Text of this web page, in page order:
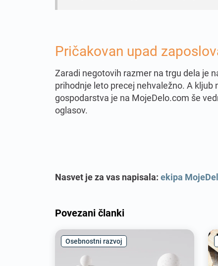
Pričakovan upad
Zaradi negotovih razmer na trgu dela je
prihodnje leto precej nehvaležno. A kljub
gospodarstva je na MojeDelo.com še
oglasov.
Nasvet je za vas napisala: ekipa
Povezani članki
Osebnostni razvoj